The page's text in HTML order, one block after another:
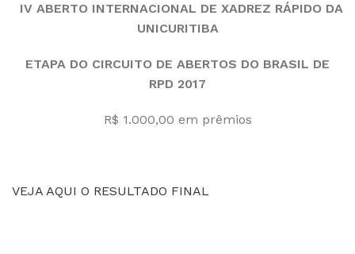
IV ABERTO INTERNACIONAL DE XADREZ RÁPIDO DA
UNICURITIBA
ETAPA DO CIRCUITO DE ABERTOS DO BRASIL DE
RPD 2017
R$ 1.000,00 em prêmios
VEJA AQUI O RESULTADO FINAL